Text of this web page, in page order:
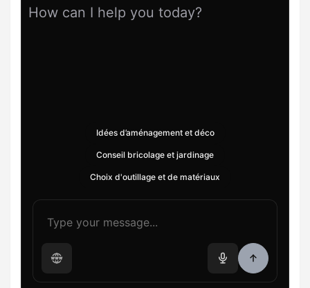
How can I help you today?
Idées d’aménagement et déco
Conseil bricolage et jardinage
Choix d'outillage et de matériaux